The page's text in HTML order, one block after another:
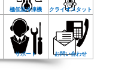
極低温冷凍機 クライオスタット
サポート お問い合わせ